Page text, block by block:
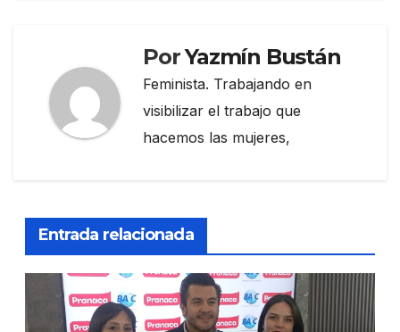
PorYazmín Bustán
Feminista. Trabajando en
visibilizar el trabajo que
hacemos las mujeres,
Entrada relacionada